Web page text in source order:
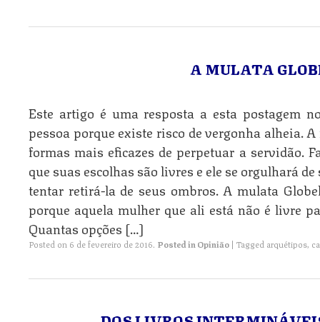
A MULATA
Este artigo é uma resposta a esta postagem
pessoa porque existe risco de vergonha alheia.
formas mais eficazes de perpetuar a servidão.
que suas escolhas são livres e ele se orgulhará
tentar retirá-la de seus ombros. A mulata
porque aquela mulher que ali está não é livre
Quantas opções […]
Posted on 6 de fevereiro de 2016. Posted in Opinião | Tagged arquétipos,